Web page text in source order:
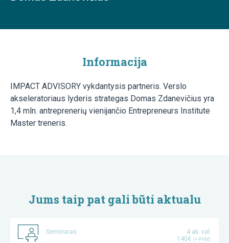
Informacija
IMPACT ADVISORY vykdantysis partneris. Verslo
akseleratoriaus lyderis strategas Domas Zdanevičius yra
1,4 mln. antreprenerių vienijančio Entrepreneurs Institute
Master treneris.
Jums taip pat gali būti aktualu
Seminaras
4 ak. val.
140€ (+ PVM)